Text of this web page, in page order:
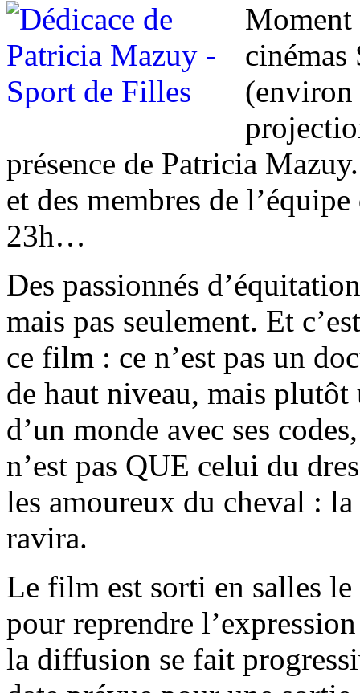
cinémas
(environ
présence de Patricia
et des membres de
23h…
Des passionnés
mais pas seulement. Et
ce film : ce n’est pas un
de haut niveau, mais
d’un monde avec ses
n’est pas QUE celui du
les amoureux du cheval : la
ravira.
Le film est sorti en salles
pour reprendre
la diffusion se fait